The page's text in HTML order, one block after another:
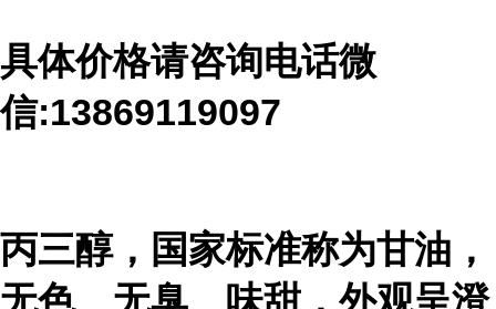
具体价格请咨询电话微
信:13869119097
丙三醇，国家标准称为甘油，
无色、无臭、味甜，外观呈澄